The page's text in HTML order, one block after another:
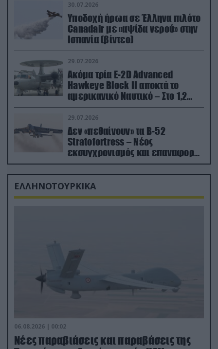
30.07.2026
Υποδοχή ήρωα σε Έλληνα πιλότο
Canadair με «αψίδα νερού» στην
Ισπανία (βίντεο)
29.07.2026
Ακόμα τρία E-2D Advanced
Hawkeye Block II αποκτά το
αμερικανικό Ναυτικό – Στο 1,2
δισ.δολάρια το κόστος
29.07.2026
Δεν «πεθαίνουν» τα Β-52
Stratofortress – Νέος
εκσυγχρονισμός και επαναφορά
από τα «νεκροταφεία»
ΕΛΛΗΝΟΤΟΥΡΚΙΚΑ
06.08.2026 | 00:02
Νέες παραβιάσεις και παραβάσεις της